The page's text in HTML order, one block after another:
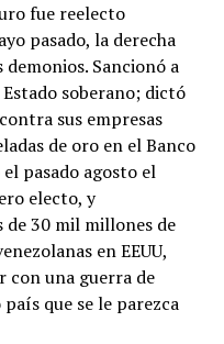
fue reelecto
pasado, la derecha
Sancionó a
soberano; dictó
sus empresas
de oro en el Banco
pasado agosto el
electo, y
de 30 mil millones de
en EEUU,
con una guerra de
que se le parezca